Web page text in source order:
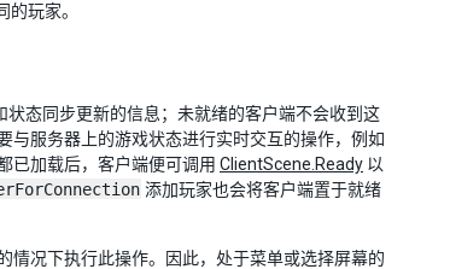
玩家。
态同步更新的信息；未就绪的客户端不会收到这
与服务器上的游戏状态进行实时交互的操作，例如
已加载后，客户端便可调用 ClientScene.Ready 以
添加玩家也会将客户端置于就绪
情况下执行此操作。因此，处于菜单或选择屏幕的